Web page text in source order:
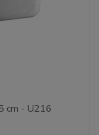
cm - U216